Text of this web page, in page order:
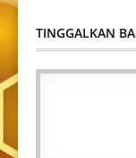
TINGGALKAN